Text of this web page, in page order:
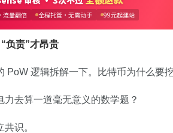
负责”才昂贵
PoW 逻辑拆解一下。比特币为什么要
力去算一道毫无意义的数学题？
识。